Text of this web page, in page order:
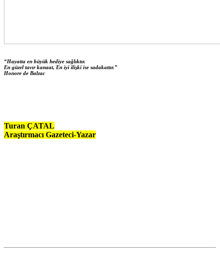
“Hayatta en büyük hediye sağlıktır.
En güzel tavır kanaat, En iyi ilişki ise sadakattır.”
Honore de Balzac
Turan ÇATAL
Araştırmacı Gazeteci-Yazar